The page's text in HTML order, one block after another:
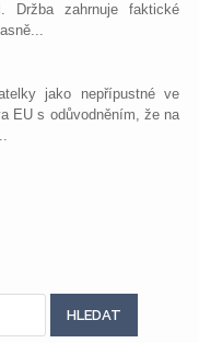
Držba zahrnuje faktické
jako nepřípustné ve
EU s odůvodněním, že na